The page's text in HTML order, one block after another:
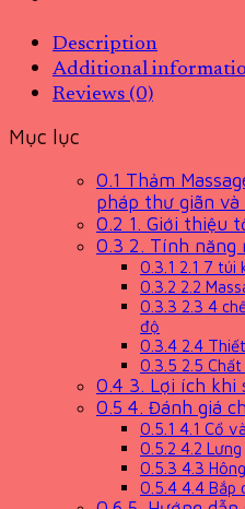
Description
Additional
Reviews (0)
Mục lục
0.1 Thảm
pháp thư giãn
0.2 1. Giới thiệu
0.3 2. Tính năng
0.3.1 2.1 7 túi
0.3.2 2.2
0.3.3 2.3 4
độ
0.3.4 2.4
0.3.5 2.5
0.4 3. Lợi ích khi
0.5 4. Đánh giá
0.5.1 4.1 Cổ
0.5.2 4.2 Lưng
0.5.3 4.3 Hông
0.5.4 4.4 Bắp